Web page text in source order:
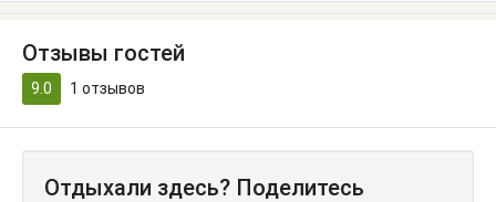
Отзывы гостей
9.0 1 отзывов
Отдыхали здесь? Поделитесь